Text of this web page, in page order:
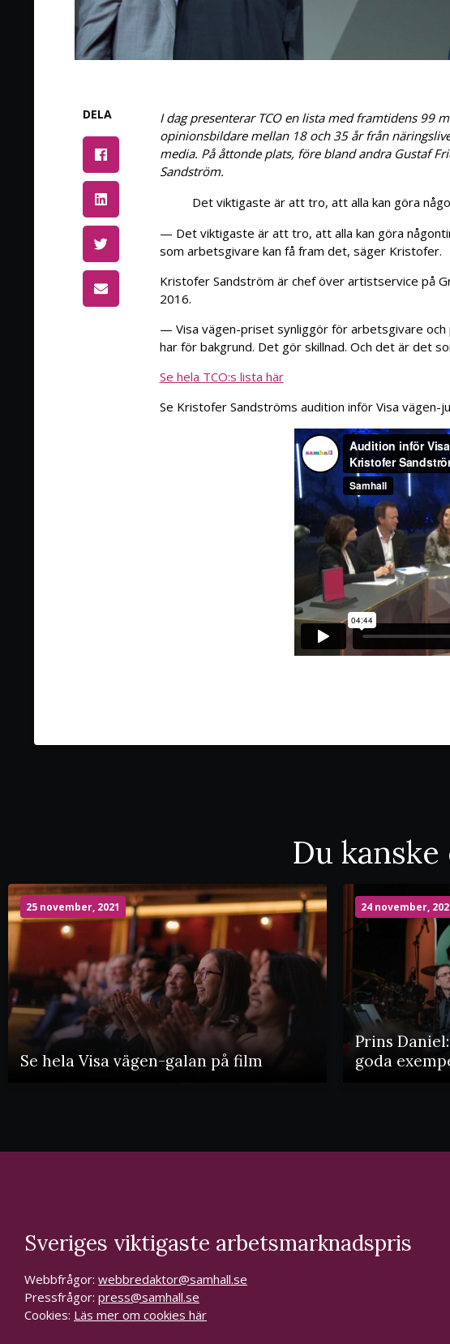
DELA
I dag presenterar TCO en lista med framtidens 99
opinionsbildare mellan 18 och 35 år från
media. På åttonde plats, före bland andra Gustaf
Sandström.
Det viktigaste är att tro, att alla kan göra
— Det viktigaste är att tro, att alla kan göra
som arbetsgivare kan få fram det, säger Kristofer.
Kristofer Sandström är chef över artistservice på
2016.
— Visa vägen-priset synliggör för arbetsgivare
har för bakgrund. Det gör skillnad. Och det är det
Se hela TCO:s lista här
Se Kristofer Sandströms audition inför Visa vägen-
Du kanske
Se hela Visa vägen-galan på film
25 november, 2021
Prins
goda
24 november,
Sveriges viktigaste arbetsmarknadspris
Webbfrågor: webbredaktor@samhall.se
Pressfrågor: press@samhall.se
Cookies: Läs mer om cookies här